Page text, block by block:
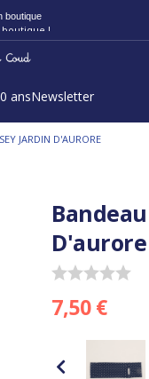
!
ansNewsletter
JARDIN D'AURORE
D'aurore
7,50 €